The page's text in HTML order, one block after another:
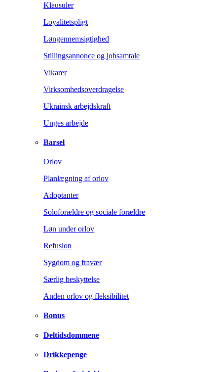
Klausuler
Loyalitetspligt
Løngennemsigtighed
Stillingsannonce og jobsamtale
Vikarer
Virksomhedsoverdragelse
Ukrainsk arbejdskraft
Unges arbejde
Barsel
Orlov
Planlægning af orlov
Adoptanter
Soloforældre og sociale forældre
Løn under orlov
Refusion
Sygdom og fravær
Særlig beskyttelse
Anden orlov og fleksibilitet
Bonus
Deltidsdommene
Drikkepenge